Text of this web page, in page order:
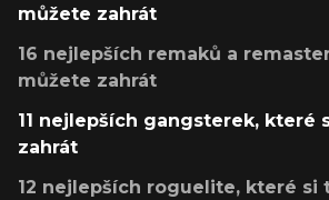
můžete zahrát
16 nejlepších remaků a
můžete zahrát
11 nejlepších gangsterek, které
zahrát
12 nejlepších roguelite, které si